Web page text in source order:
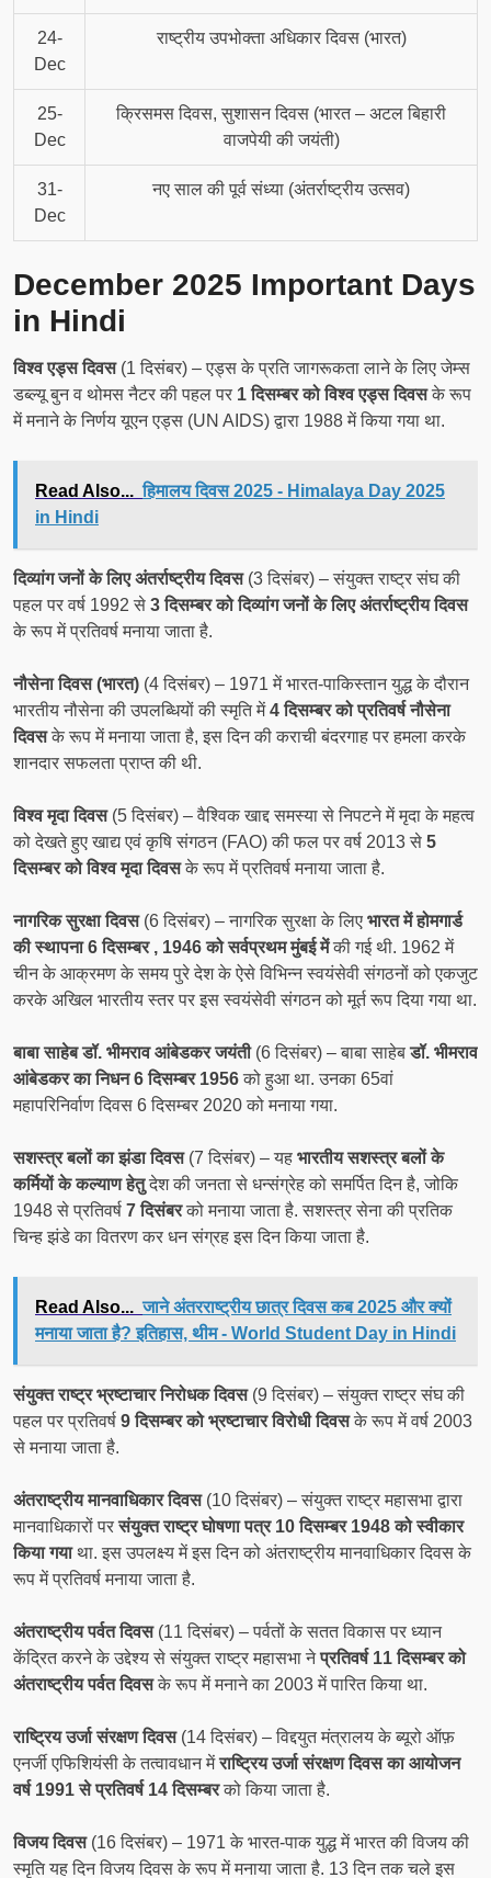
24-
Dec
राष्ट्रीय उपभोक्ता अधिकार दिवस (भारत)
25-
Dec
क्रिसमस दिवस, सुशासन दिवस (भारत – अटल बिहारी
वाजपेयी की जयंती)
31-
Dec
नए साल की पूर्व संध्या (अंतर्राष्ट्रीय उत्सव)
December 2025 Important Days
in Hindi
विश्व एड्स दिवस(1 दिसंबर) – एड्स के प्रति जागरूकता लाने के लिए जेम्स
डब्ल्यू बुन व थोमस नैटर की पहल पर 1 दिसम्बर को विश्व एड्स दिवसके रूप
में मनाने के निर्णय यूएन एड्स (UN AIDS) द्वारा 1988 में किया गया था.
Read Also... हिमालय दिवस 2025 - Himalaya Day 2025
in Hindi
दिव्यांग जनों के लिए अंतर्राष्ट्रीय दिवस(3 दिसंबर) – संयुक्त राष्ट्र संघ की
पहल पर वर्ष 1992 से 3 दिसम्बर को दिव्यांग जनों के लिए अंतर्राष्ट्रीय दिवस
के रूप में प्रतिवर्ष मनाया जाता है.
नौसेना दिवस (भारत) (4 दिसंबर) – 1971 में भारत-पाकिस्तान युद्ध के दौरान
भारतीय नौसेना की उपलब्धियों की स्मृति में4 दिसम्बर को प्रतिवर्ष नौसेना
दिवसके रूप में मनाया जाता है, इस दिन की कराची बंदरगाह पर हमला करके
शानदार सफलता प्राप्त की थी.
विश्व मृदा दिवस(5 दिसंबर) – वैश्विक खाद्द समस्या से निपटने में मृदा के महत्व
को देखते हुए खाद्य एवं कृषि संगठन (FAO) की फल पर वर्ष 2013 से 5
दिसम्बर को विश्व मृदा दिवसके रूप में प्रतिवर्ष मनाया जाता है.
नागरिक सुरक्षा दिवस(6 दिसंबर) – नागरिक सुरक्षा के लिए भारत में होमगार्ड
की स्थापना 6 दिसम्बर , 1946 को सर्वप्रथम मुंबई मेंकी गई थी. 1962 में
चीन के आक्रमण के समय पुरे देश के ऐसे विभिन्न स्वयंसेवी संगठनों को एकजुट
करके अखिल भारतीय स्तर पर इस स्वयंसेवी संगठन को मूर्त रूप दिया गया था.
बाबा साहेब डॉ. भीमराव आंबेडकर जयंती(6 दिसंबर) – बाबा साहेबडॉ. भीमराव
आंबेडकर का निधन 6 दिसम्बर 1956को हुआ था. उनका 65वां
महापरिनिर्वाण दिवस 6 दिसम्बर 2020 को मनाया गया.
सशस्त्र बलों का झंडा दिवस(7 दिसंबर) – यह भारतीय सशस्त्र बलों के
कर्मियों के कल्याण हेतुदेश की जनता से धन्संग्रेह को समर्पित दिन है, जोकि
1948 से प्रतिवर्ष 7 दिसंबरको मनाया जाता है. सशस्त्र सेना की प्रतिक
चिन्ह झंडे का वितरण कर धन संग्रह इस दिन किया जाता है.
Read Also... जाने अंतरराष्ट्रीय छात्र दिवस कब 2025 और क्यों
मनाया जाता है? इतिहास, थीम - World Student Day in Hindi
संयुक्त राष्ट्र भ्रष्टाचार निरोधक दिवस(9 दिसंबर) – संयुक्त राष्ट्र संघ की
पहल पर प्रतिवर्ष 9 दिसम्बर को भ्रष्टाचार विरोधी दिवसके रूप में वर्ष 2003
से मनाया जाता है.
अंतराष्ट्रीय मानवाधिकार दिवस(10 दिसंबर) – संयुक्त राष्ट्र महासभा द्वारा
मानवाधिकारों परसंयुक्त राष्ट्र घोषणा पत्र 10 दिसम्बर 1948 को स्वीकार
किया गयाथा. इस उपलक्ष्य में इस दिन को अंतराष्ट्रीय मानवाधिकार दिवस के
रूप में प्रतिवर्ष मनाया जाता है.
अंतराष्ट्रीय पर्वत दिवस(11 दिसंबर) – पर्वतों के सतत विकास पर ध्यान
केंद्रित करने के उद्देश्य से संयुक्त राष्ट्र महासभा नेप्रतिवर्ष 11 दिसम्बर को
अंतराष्ट्रीय पर्वत दिवसके रूप में मनाने का 2003 में पारित किया था.
राष्ट्रिय उर्जा संरक्षण दिवस(14 दिसंबर) – विद्दयुत मंत्रालय के ब्यूरो ऑफ़
एनर्जी एफिशियंसी के तत्वावधान मेंराष्ट्रिय उर्जा संरक्षण दिवस का आयोजन
वर्ष 1991 से प्रतिवर्ष 14 दिसम्बरको किया जाता है.
विजय दिवस(16 दिसंबर) – 1971 के भारत-पाक युद्ध में भारत की विजय की
स्मृति यह दिन विजय दिवस के रूप में मनाया जाता है. 13 दिन तक चले इस